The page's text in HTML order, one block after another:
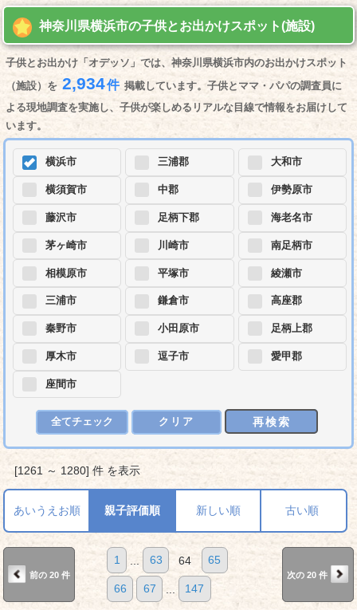
神奈川県横浜市の子供とお出かけスポット(施設)
子供とお出かけ「オデッソ」では、神奈川県横浜市内のお出かけスポット
（施設）を 2,934件 掲載しています。子供とママ・パパの調査員に
よる現地調査を実施し、子供が楽しめるリアルな目線で情報をお届けして
います。
横浜市
横須賀市
藤沢市
茅ヶ崎市
相模原市
三浦市
秦野市
厚木市
座間市
三浦郡
中郡
足柄下郡
川崎市
平塚市
鎌倉市
小田原市
逗子市
大和市
伊勢原市
海老名市
南足柄市
綾瀬市
高座郡
足柄上郡
愛甲郡
全てチェック クリア 再検索
[1261 ～ 1280] 件 を表示
あいうえお順 親子評価順 新しい順 古い順
前の 20 件
1 63 64 65
66 67 ... 147
次の 20 件